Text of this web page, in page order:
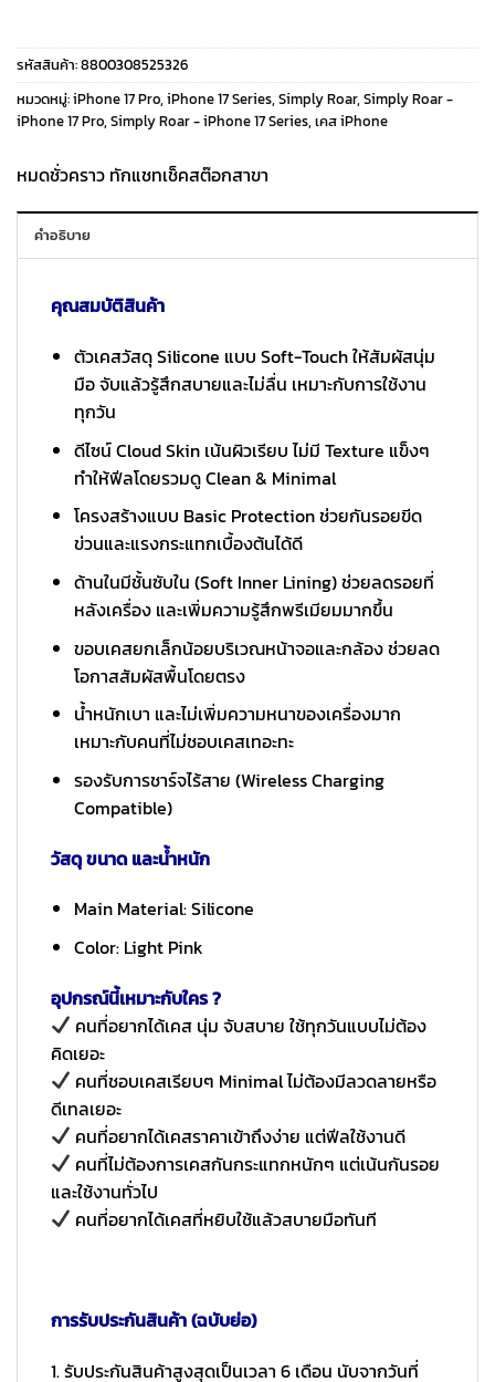
price
was:
390 ฿.
price
is:
350 ฿.
รหัสสินค้า:8800308525326
หมวดหมู่:iPhone 17 Pro, iPhone 17 Series, Simply Roar, Simply Roar -
iPhone 17 Pro, Simply Roar - iPhone 17 Series, เคส iPhone
หมดชั่วคราว ทักแชทเช็คสต๊อกสาขา
คำอธิบาย
คุณสมบัติสินค้า
ตัวเคสวัสดุ Silicone แบบ Soft-Touch ให้สัมผัสนุ่ม
มือ จับแล้วรู้สึกสบายและไม่ลื่น เหมาะกับการใช้งาน
ทุกวัน
ดีไซน์ Cloud Skin เน้นผิวเรียบ ไม่มี Texture แข็งๆ
ทำให้ฟีลโดยรวมดู Clean & Minimal
โครงสร้างแบบ Basic Protection ช่วยกันรอยขีด
ข่วนและแรงกระแทกเบื้องต้นได้ดี
ด้านในมีชั้นซับใน (Soft Inner Lining) ช่วยลดรอยที่
หลังเครื่อง และเพิ่มความรู้สึกพรีเมียมมากขึ้น
ขอบเคสยกเล็กน้อยบริเวณหน้าจอและกล้อง ช่วยลด
โอกาสสัมผัสพื้นโดยตรง
น้ำหนักเบา และไม่เพิ่มความหนาของเครื่องมาก
เหมาะกับคนที่ไม่ชอบเคสเทอะทะ
รองรับการชาร์จไร้สาย (Wireless Charging
Compatible)
วัสดุ ขนาด และน้ำหนัก
Main Material: Silicone
Color: Light Pink
อุปกรณ์นี้เหมาะกับใคร ?
คนที่อยากได้เคส นุ่ม จับสบาย ใช้ทุกวันแบบไม่ต้อง
คิดเยอะ
คนที่ชอบเคสเรียบๆ Minimal ไม่ต้องมีลวดลายหรือ
ดีเทลเยอะ
คนที่อยากได้เคสราคาเข้าถึงง่าย แต่ฟีลใช้งานดี
คนที่ไม่ต้องการเคสกันกระแทกหนักๆ แต่เน้นกันรอย
และใช้งานทั่วไป
คนที่อยากได้เคสที่หยิบใช้แล้วสบายมือทันที
การรับประกันสินค้า (ฉบับย่อ)
1. รับประกันสินค้าสูงสุดเป็นเวลา 6 เดือน นับจากวันที่